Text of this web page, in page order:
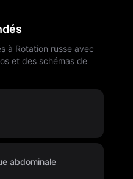
à Rotation russe avec
et des schémas de
abdominale